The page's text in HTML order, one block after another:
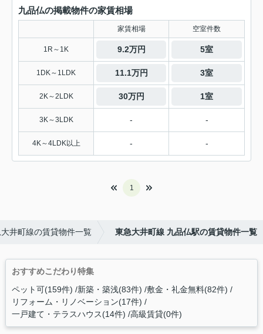
九品仏の掲載物件の家賃相場
家賃相場 空室件数
1R～1K 9.2万円 5室
1DK～1LDK 11.1万円 3室
2K～2LDK 30万円 1室
3K～3LDK - -
4K～4LDK以上 - -
1
井町線の賃貸物件一覧 東急大井町線 九品仏駅の賃貸物件一覧
おすすめこだわり特集
ペット可(159件) 新築・築浅(83件) 敷金・礼金無料(82件)
リフォーム・リノベーション(17件)
一戸建て・テラスハウス(14件) 高級賃貸(0件)